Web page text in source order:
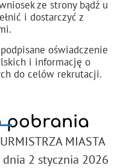
ze strony bądź u
i dostarczyć z
oświadczenie
i informację o
do celów rekrutacji.
pobrania
MIASTA
dnia 2 stycznia 2026